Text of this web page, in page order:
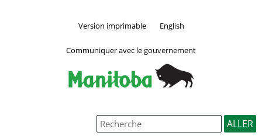
Version imprimable English
Communiquer avec le gouvernement